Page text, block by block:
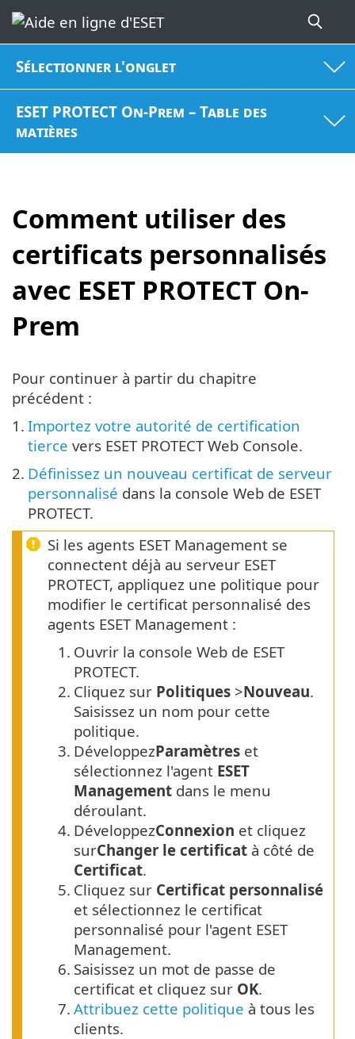
Sélectionner l'onglet
ESET PROTECT On-Prem – Table des
matières
Comment utiliser des
certificats personnalisés
avec ESET PROTECT On-
Prem
Pour continuer à partir du chapitre
précédent :
1. Importez votre autorité de certification
tierce vers ESET PROTECT Web Console.
2. Définissez un nouveau certificat de serveur
personnalisé dans la console Web de ESET
PROTECT.
Si les agents ESET Management se
connectent déjà au serveur ESET
PROTECT, appliquez une politique pour
modifier le certificat personnalisé des
agents ESET Management :
1. Ouvrir la console Web de ESET
PROTECT.
2. Cliquez sur Politiques >Nouveau.
Saisissez un nom pour cette
politique.
3. DéveloppezParamètres et
sélectionnez l'agent ESET
Management dans le menu
déroulant.
4. DéveloppezConnexion et cliquez
surChanger le certificat à côté de
Certificat.
5. Cliquez sur Certificat personnalisé
et sélectionnez le certificat
personnalisé pour l'agent ESET
Management.
6. Saisissez un mot de passe de
certificat et cliquez sur OK.
7. Attribuez cette politique à tous les
clients.